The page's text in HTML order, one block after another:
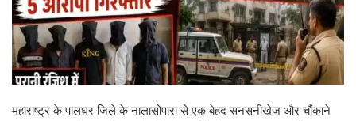
महाराष्ट्र के पालघर जिले के नालासोपारा से एक बेहद सनसनीखेज और चौंकाने